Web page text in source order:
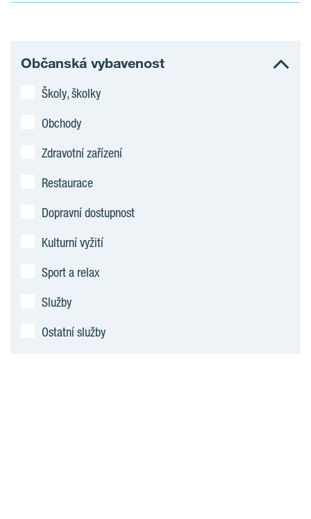
Občanská vybavenost
Školy, školky
Obchody
Zdravotní zařízení
Restaurace
Dopravní dostupnost
Kulturní vyžití
Sport a relax
Služby
Ostatní služby